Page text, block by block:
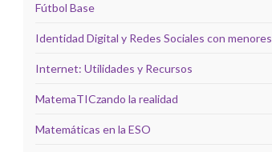
Fútbol Base
Identidad Digital y Redes Sociales con menores
Internet: Utilidades y Recursos
MatemaTICzando la realidad
Matemáticas en la ESO